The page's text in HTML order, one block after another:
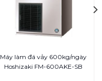
Máy làm đá vảy 600kg/ngày
Hoshizaki FM-600AKE-SB